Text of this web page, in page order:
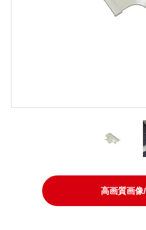
高画質画像